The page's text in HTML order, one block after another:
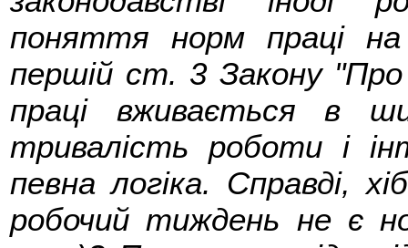
поняття норм праці
першій ст. 3 Закону
праці вживається в
тривалість роботи і
певна логіка. Справді,
робочий тиждень не є